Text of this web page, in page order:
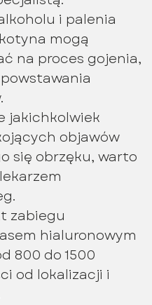
i palenia
mogą
na proces gojenia,
jakichkolwiek
objawów
się obrzęku, warto
zabiegu
hialuronowym
800 do 1500
od lokalizacji i